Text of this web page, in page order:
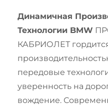
Динамичная
Технологии BMW
КАБРИОЛЕТ
передовые
уверенность на
вождение.